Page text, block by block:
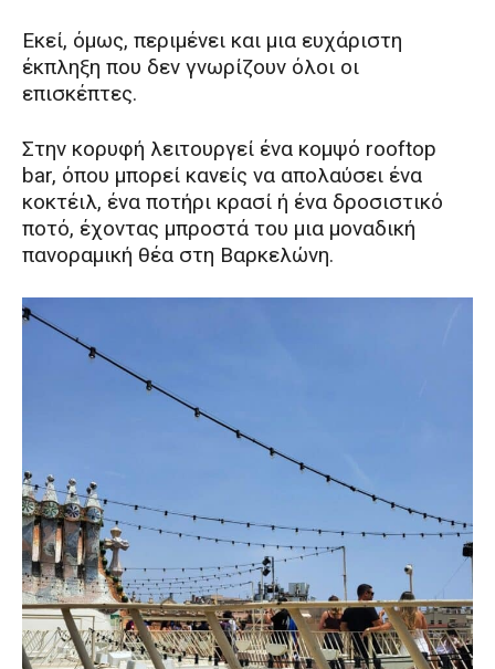
Εκεί, όμως, περιμένει και μια ευχάριστη
έκπληξη που δεν γνωρίζουν όλοι οι
επισκέπτες.
Στην κορυφή λειτουργεί ένα κομψό rooftop
bar, όπου μπορεί κανείς να απολαύσει ένα
κοκτέιλ, ένα ποτήρι κρασί ή ένα δροσιστικό
ποτό, έχοντας μπροστά του μια μοναδική
πανοραμική θέα στη Βαρκελώνη.